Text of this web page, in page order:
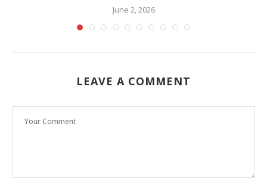
June 2, 2026
LEAVE A COMMENT